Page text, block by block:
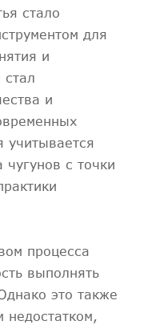
стало
для
и
и
учитывается
с точки
процесса
выполнять
это также
недостатком,